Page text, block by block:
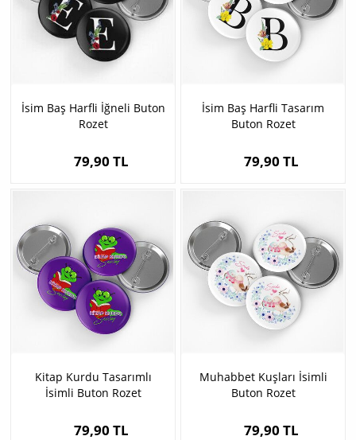
İsim Baş Harfli İğneli Buton
Rozet
79,90 TL
İsim Baş Harfli Tasarım
Buton Rozet
79,90 TL
Kitap Kurdu Tasarımlı
İsimli Buton Rozet
79,90 TL
Muhabbet Kuşları İsimli
Buton Rozet
79,90 TL